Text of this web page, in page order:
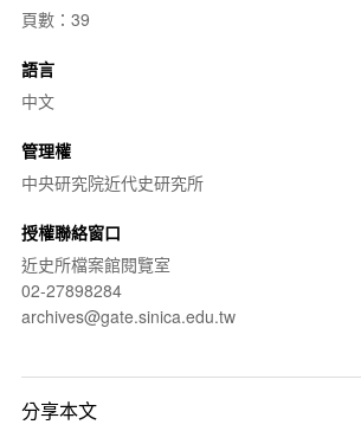
頁數：39
語言
中文
管理權
中央研究院近代史研究所
授權聯絡窗口
近史所檔案館閱覽室
02-27898284
archives@gate.sinica.edu.tw
分享本文